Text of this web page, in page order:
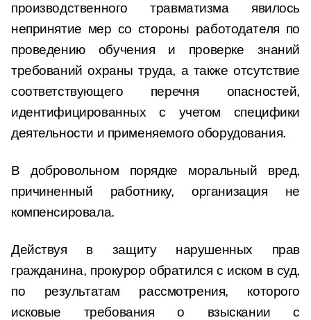
производственного травматизма явилось
непринятие мер со стороны работодателя по
проведению обучения и проверке знаний
требований охраны труда, а также отсутствие
соответствующего перечня опасностей,
идентифицированных с учетом специфики
деятельности и применяемого оборудования.
В добровольном порядке моральный вред,
причиненный работнику, организация не
компенсировала.
Действуя в защиту нарушенных прав
гражданина, прокурор обратился с иском в суд,
по результатам рассмотрения, которого
исковые требования о взыскании с